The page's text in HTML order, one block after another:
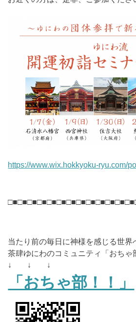
https://www.wix.hokkyoku-ryu.com/
当たり前の毎日に神様を感じる世界
茶肆ゆにわのコミュニティ「おちゃ
↓ ↓ ↓
「おちゃ部！！」